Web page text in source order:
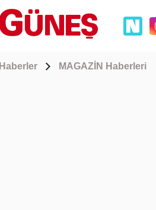
Haberler MAGAZİN Haberleri